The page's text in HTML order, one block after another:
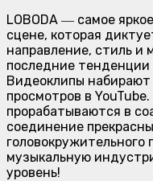
LOBODA ― самое
сцене, которая
направление, стиль и
последние
Видеоклипы
просмотров в
прорабатываются в
соединение
музыкальную
уровень!